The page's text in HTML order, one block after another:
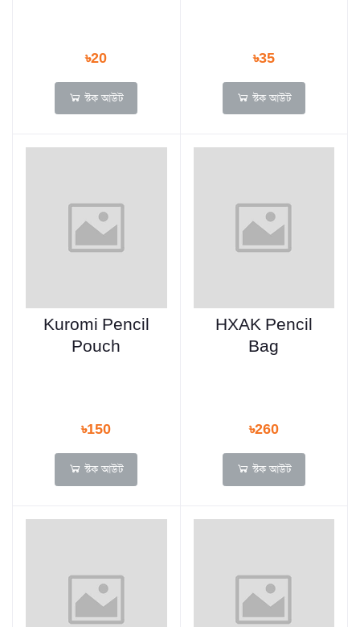
৳20
স্টক আউট
৳35
স্টক আউট
Kuromi Pencil
Pouch
৳150
স্টক আউট
HXAK Pencil
Bag
৳260
স্টক আউট